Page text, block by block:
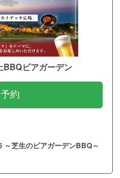
BBQビアガーデン
約
芝生のビアガーデンBBQ～